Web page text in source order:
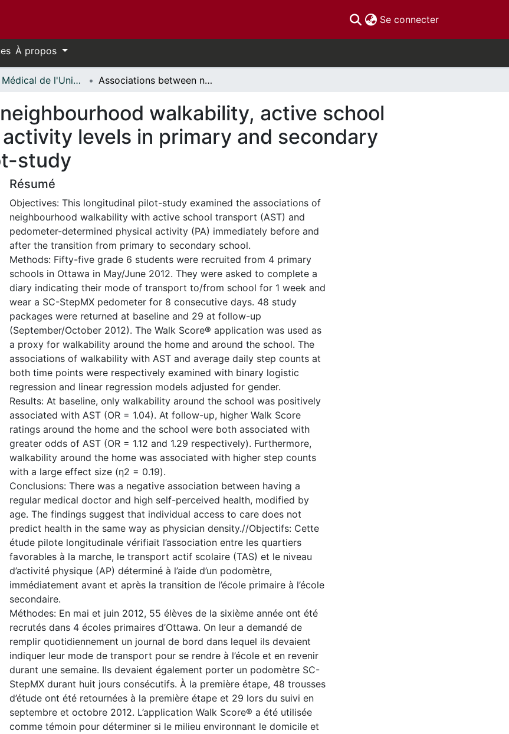
Se connecter(current)
À propos
Journal Médical de l'Université d'Ottawa (JMUO) // University of Ottawa Journal of Medicine (UOJM) Associations between neighbourhood walkability, active school transport and physical activity levels in primary and secondary school students: A pilot-study
walkability, active school
levels in primary and secondary
study
Résumé
Objectives: This longitudinal pilot-study examined the associations of
neighbourhood walkability with active school transport (AST) and
pedometer-determined physical activity (PA) immediately before and
after the transition from primary to secondary school.
Methods: Fifty-five grade 6 students were recruited from 4 primary
schools in Ottawa in May/June 2012. They were asked to complete a
diary indicating their mode of transport to/from school for 1 week and
wear a SC-StepMX pedometer for 8 consecutive days. 48 study
packages were returned at baseline and 29 at follow-up
(September/October 2012). The Walk Score® application was used as
a proxy for walkability around the home and around the school. The
associations of walkability with AST and average daily step counts at
both time points were respectively examined with binary logistic
regression and linear regression models adjusted for gender.
Results: At baseline, only walkability around the school was positively
associated with AST (OR = 1.04). At follow-up, higher Walk Score
ratings around the home and the school were both associated with
greater odds of AST (OR = 1.12 and 1.29 respectively). Furthermore,
walkability around the home was associated with higher step counts
with a large effect size (η2 = 0.19).
Conclusions: There was a negative association between having a
regular medical doctor and high self-perceived health, modified by
age. The findings suggest that individual access to care does not
predict health in the same way as physician density.//Objectifs: Cette
étude pilote longitudinale vérifiait l’association entre les quartiers
favorables à la marche, le transport actif scolaire (TAS) et le niveau
d’activité physique (AP) déterminé à l’aide d’un podomètre,
immédiatement avant et après la transition de l’école primaire à l’école
secondaire.
Méthodes: En mai et juin 2012, 55 élèves de la sixième année ont été
recrutés dans 4 écoles primaires d’Ottawa. On leur a demandé de
remplir quotidiennement un journal de bord dans lequel ils devaient
indiquer leur mode de transport pour se rendre à l’école et en revenir
durant une semaine. Ils devaient également porter un podomètre SC-
StepMX durant huit jours consécutifs. À la première étape, 48 trousses
d’étude ont été retournées à la première étape et 29 lors du suivi en
septembre et octobre 2012. L’application Walk Score® a été utilisée
comme témoin pour déterminer si le milieu environnant le domicile et